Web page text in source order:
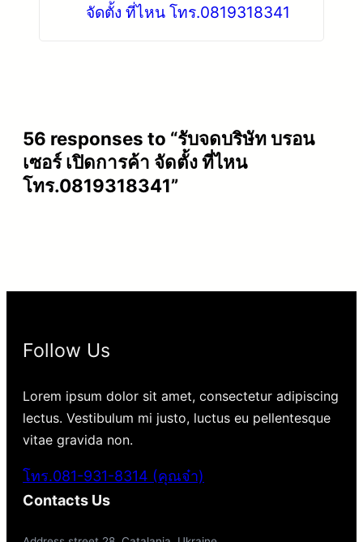
จัดตั้ง ที่ไหน โทร.0819318341
56 responses to “รับจดบริษัท บรอน
เซอร์ เปิดการค้า จัดตั้ง ที่ไหน
โทร.0819318341”
Follow Us
Lorem ipsum dolor sit amet, consectetur adipiscing
lectus. Vestibulum mi justo, luctus eu pellentesque
vitae gravida non.
โทร.081-931-8314 (คุณจ๋า)
Contacts Us